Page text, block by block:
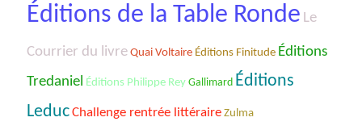
Éditions de la Table Ronde Le
Courrier du livre Quai Voltaire Éditions Finitude Éditions
Tredaniel Éditions Philippe Rey Gallimard Éditions
LeducChallenge rentrée littéraire Zulma